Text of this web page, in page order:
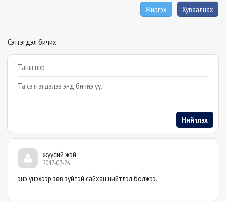
Жиргэх
Хуваалцах
Сэтгэгдэл бичих
Example textarea
Нийтлэх
жүүсий жэй
2017-07-26
энэ үнэхээр зөв зүйтэй сайхан нийтлэл болжээ.